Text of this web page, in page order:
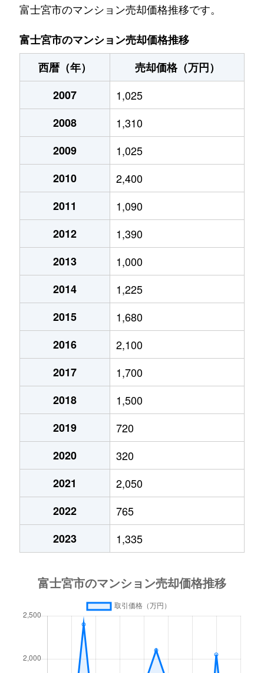
富士宮市のマンション売却価格推移です。
富士宮市のマンション売却価格推移
西暦（年）
売却価格（万円）
2007
1,025
2008
1,310
2009
1,025
2010
2,400
2011
1,090
2012
1,390
2013
1,000
2014
1,225
2015
1,680
2016
2,100
2017
1,700
2018
1,500
2019
720
2020
320
2021
2,050
2022
765
2023
1,335